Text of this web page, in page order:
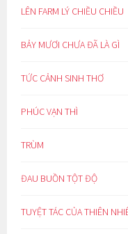
LÊN FARM LÝ CHIỀU CHIỀU
BẢY MƯƠI CHƯA ĐÃ LÀ GÌ
TỨC CẢNH SINH THƠ
PHÚC VẠN THÌ
TRÙM
ĐAU BUỒN TỘT ĐỘ
TUYỆT TÁC CỦA THIÊN